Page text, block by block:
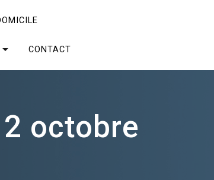
CONTACT
octobre